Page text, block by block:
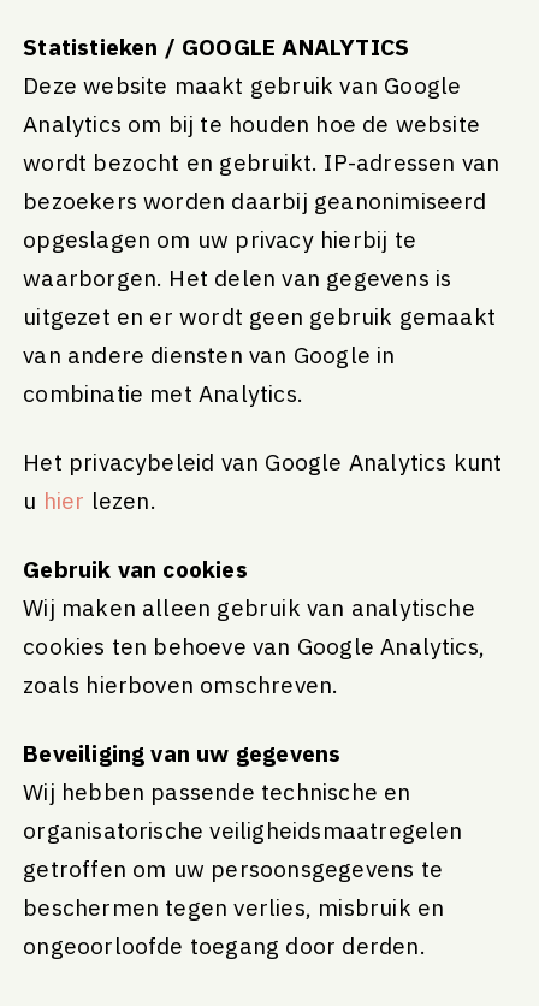
Statistieken / GOOGLE ANALYTICS
Deze website maakt gebruik van Google
Analytics om bij te houden hoe de website
wordt bezocht en gebruikt. IP-adressen van
bezoekers worden daarbij geanonimiseerd
opgeslagen om uw privacy hierbij te
waarborgen. Het delen van gegevens is
uitgezet en er wordt geen gebruik gemaakt
van andere diensten van Google in
combinatie met Analytics.
Het privacybeleid van Google Analytics kunt
u hier lezen.
Gebruik van cookies
Wij maken alleen gebruik van analytische
cookies ten behoeve van Google Analytics,
zoals hierboven omschreven.
Beveiliging van uw gegevens
Wij hebben passende technische en
organisatorische veiligheidsmaatregelen
getroffen om uw persoonsgegevens te
beschermen tegen verlies, misbruik en
ongeoorloofde toegang door derden.